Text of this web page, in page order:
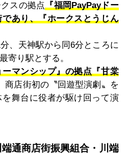
スの拠点『福岡PayPayドー
あり、『ホークスとうじん
分、天神駅から同6分ところに
寄り駅とする。
マンシップ』の拠点『甘棠
商店街初の〝回遊型演劇〟を
舞台に役者が駆け回って演
通商店街振興組合・川端